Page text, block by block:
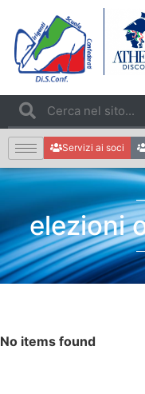
Servizi ai soci
elezioni
No items found